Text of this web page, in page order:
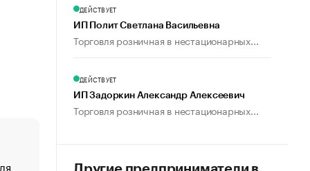
«От спорта тело стареет иначе». Как живет глава
ДЕЙСТВУЕТ
ИП Полит Светлана Васильевна
Торговля розничная в нестационарных...
ДЕЙСТВУЕТ
ИП Задоркин Александр Алексеевич
Торговля розничная в нестационарных...